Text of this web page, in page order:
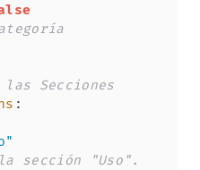
las Secciones
:
sección "Uso".